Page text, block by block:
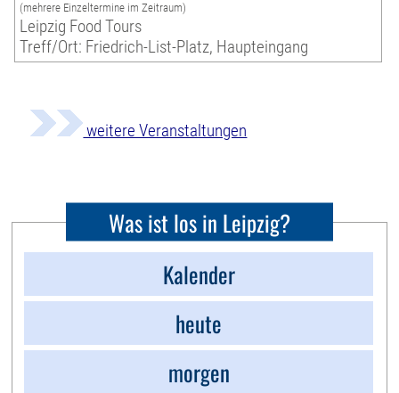
(mehrere Einzeltermine im Zeitraum)
Leipzig Food Tours
Treff/Ort: Friedrich-List-Platz, Haupteingang
weitere Veranstaltungen
Was ist los in Leipzig?
Kalender
heute
morgen